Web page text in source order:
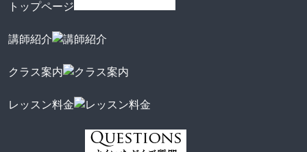
トップページ
講師紹介
クラス案内
レッスン料金